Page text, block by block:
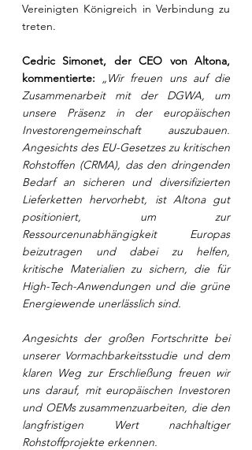
Vereinigten Königreich in Verbindung zu
treten.
Cedric Simonet, der CEO von Altona,
kommentierte: „Wir freuen uns auf die
Zusammenarbeit mit der DGWA, um
unsere Präsenz in der europäischen
Investorengemeinschaft auszubauen.
Angesichts des EU-Gesetzes zu kritischen
Rohstoffen (CRMA), das den dringenden
Bedarf an sicheren und diversifizierten
Lieferketten hervorhebt, ist Altona gut
positioniert, um zur
Ressourcenunabhängigkeit Europas
beizutragen und dabei zu helfen,
kritische Materialien zu sichern, die für
High-Tech-Anwendungen und die grüne
Energiewende unerlässlich sind.
Angesichts der großen Fortschritte bei
unserer Vormachbarkeitsstudie und dem
klaren Weg zur Erschließung freuen wir
uns darauf, mit europäischen Investoren
und OEMs zusammenzuarbeiten, die den
langfristigen Wert nachhaltiger
Rohstoffprojekte erkennen.